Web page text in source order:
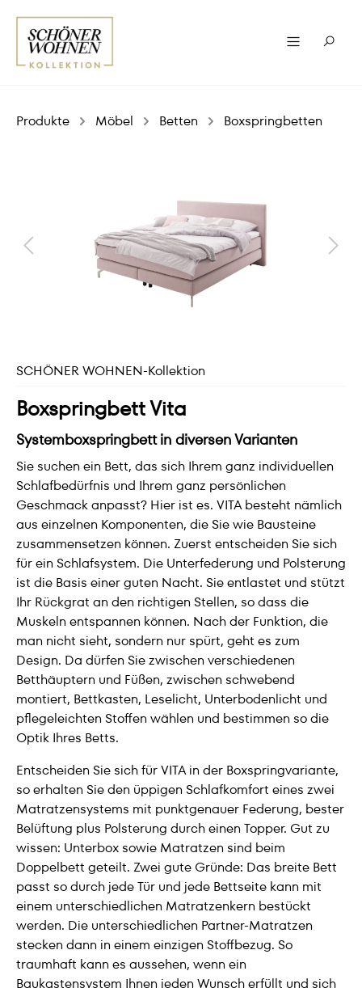
Produkte Möbel Betten Boxspringbetten
SCHÖNER WOHNEN-Kollektion
Boxspringbett Vita
Systemboxspringbett in diversen Varianten
Sie suchen ein Bett, das sich Ihrem ganz individuellen
Schlafbedürfnis und Ihrem ganz persönlichen
Geschmack anpasst? Hier ist es. VITA besteht nämlich
aus einzelnen Komponenten, die Sie wie Bausteine
zusammensetzen können. Zuerst entscheiden Sie sich
für ein Schlafsystem. Die Unterfederung und Polsterung
ist die Basis einer guten Nacht. Sie entlastet und stützt
Ihr Rückgrat an den richtigen Stellen, so dass die
Muskeln entspannen können. Nach der Funktion, die
man nicht sieht, sondern nur spürt, geht es zum
Design. Da dürfen Sie zwischen verschiedenen
Betthäuptern und Füßen, zwischen schwebend
montiert, Bettkasten, Leselicht, Unterbodenlicht und
pflegeleichten Stoffen wählen und bestimmen so die
Optik Ihres Betts.
Entscheiden Sie sich für VITA in der Boxspringvariante,
so erhalten Sie den üppigen Schlafkomfort eines zwei
Matratzensystems mit punktgenauer Federung, bester
Belüftung plus Polsterung durch einen Topper. Gut zu
wissen: Unterbox sowie Matratzen sind beim
Doppelbett geteilt. Zwei gute Gründe: Das breite Bett
passt so durch jede Tür und jede Bettseite kann mit
einem unterschiedlichen Matratzenkern bestückt
werden. Die unterschiedlichen Partner-Matratzen
stecken dann in einem einzigen Stoffbezug. So
traumhaft kann es aussehen, wenn ein
Baukastensystem Ihnen jeden Wunsch erfüllt und sich